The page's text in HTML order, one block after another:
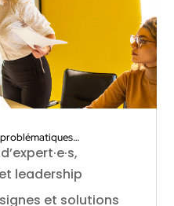
,
leadership
et solutions